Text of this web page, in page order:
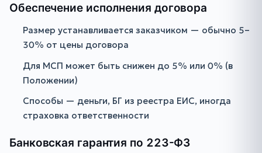
Обеспечение исполнения договора
Размер устанавливается заказчиком — обычно 5–
30% от цены договора
Для МСП может быть снижен до 5% или 0% (в
Положении)
Способы — деньги, БГ из реестра ЕИС, иногда
страховка ответственности
Банковская гарантия по 223-ФЗ